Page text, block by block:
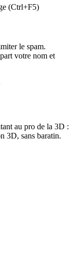
(Ctrl+F5)
le spam.
votre nom et
au pro de la 3D :
3D, sans baratin.